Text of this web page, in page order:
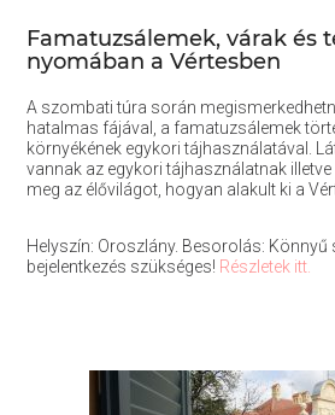
Famatuzsálemek, várak és
nyomában a Vértesben
A szombati túra során
hatalmas fájával, a famatuzsálemek
környékének egykori tájhasználatával.
vannak az egykori tájhasználatnak
meg az élővilágot, hogyan alakult ki a
Helyszín: Oroszlány. Besorolás: Könnyű
bejelentkezés szükséges! Részletek itt.